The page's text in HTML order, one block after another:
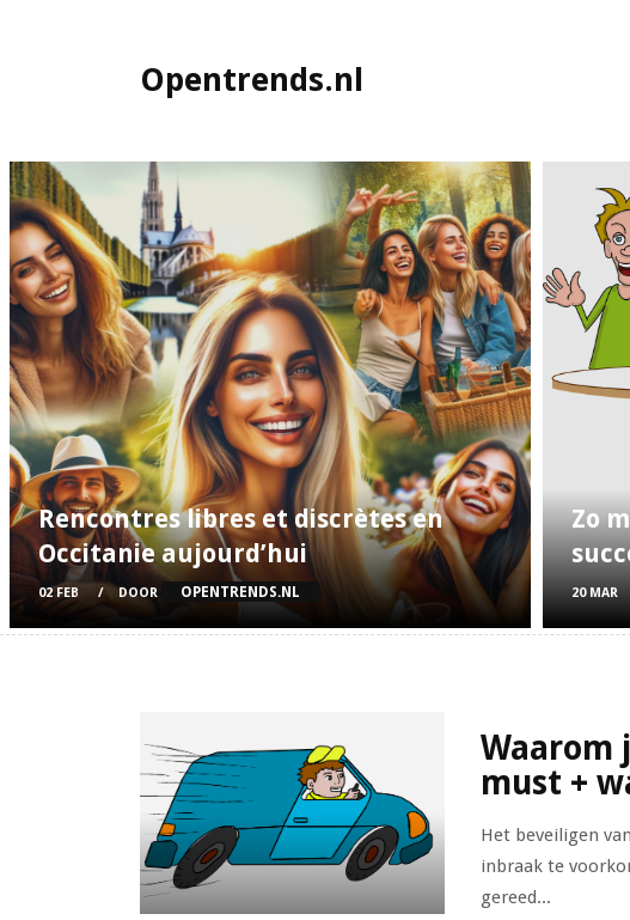
Opentrends.nl
Rencontres libres et discrètes en
Occitanie aujourd’hui
02 FEB DOOR OPENTRENDS.NL
Zo
20 MAR
Waarom
must +
Het beveiligen
inbraak te
gereed...